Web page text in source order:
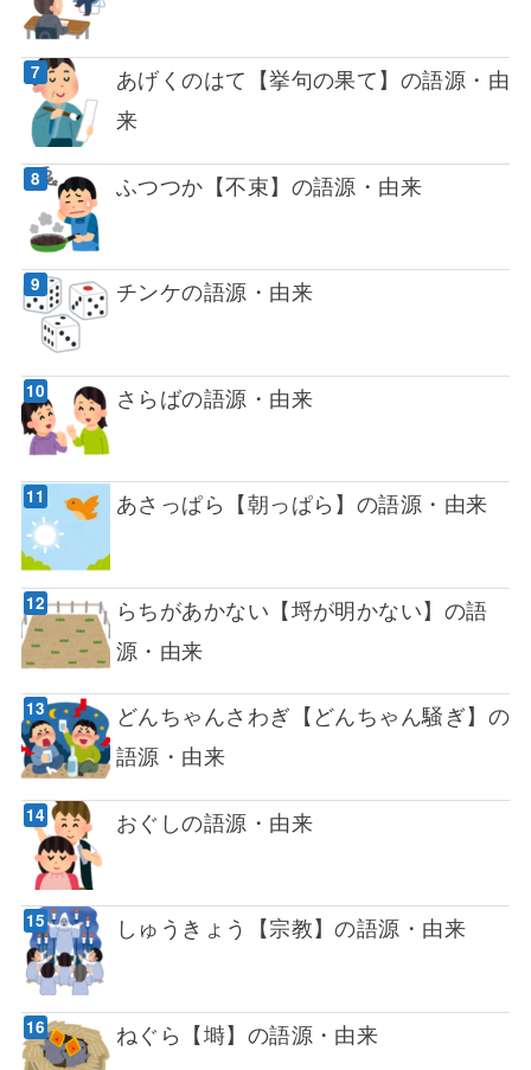
あげくのはて【挙句の果て】の語源・由
来
ふつつか【不束】の語源・由来
チンケの語源・由来
さらばの語源・由来
あさっぱら【朝っぱら】の語源・由来
らちがあかない【埒が明かない】の語
源・由来
どんちゃんさわぎ【どんちゃん騒ぎ】の
語源・由来
おぐしの語源・由来
しゅうきょう【宗教】の語源・由来
ねぐら【塒】の語源・由来